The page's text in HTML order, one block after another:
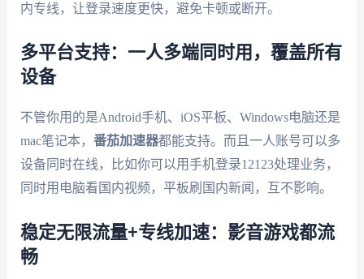
内专线，让登录速度更快，避免卡顿或断开。
多平台支持：一人多端同时用，覆盖所有
设备
不管你用的是Android手机、iOS平板、Windows电脑还是
mac笔记本， 番茄加速器都能支持。而且一人账号可以多
设备同时在线，比如你可以用手机登录12123处理业务，
同时用电脑看国内视频，平板刷国内新闻，互不影响。
稳定无限流量+专线加速：影音游戏都流
畅